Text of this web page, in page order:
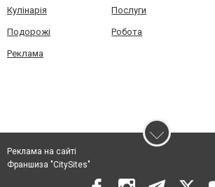
Кулінарія Послуги
Подорожі Робота
Реклама
Реклама на сайті
Франшиза "CitySites"